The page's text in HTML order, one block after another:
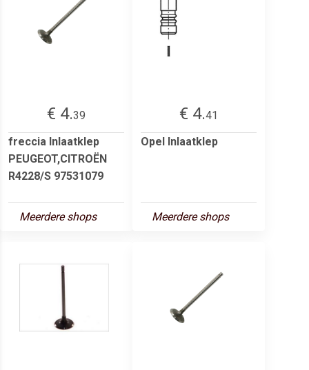
€ 4.39
freccia Inlaatklep
PEUGEOT,CITROËN
R4228/S 97531079
Meerdere shops
€ 4.41
Opel Inlaatklep
Meerdere shops